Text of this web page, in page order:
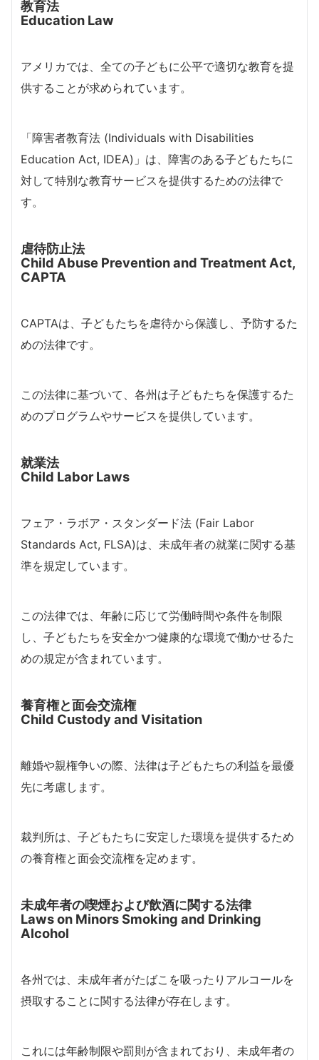
教育法
Education Law
アメリカでは、全ての子どもに公平で適切な教育を提
供することが求められています。
「障害者教育法 (Individuals with Disabilities
Education Act, IDEA)」は、障害のある子どもたちに
対して特別な教育サービスを提供するための法律で
す。
虐待防止法
Child Abuse Prevention and Treatment Act,
CAPTA
CAPTAは、子どもたちを虐待から保護し、予防するた
めの法律です。
この法律に基づいて、各州は子どもたちを保護するた
めのプログラムやサービスを提供しています。
就業法
Child Labor Laws
フェア・ラボア・スタンダード法 (Fair Labor
Standards Act, FLSA)は、未成年者の就業に関する基
準を規定しています。
この法律では、年齢に応じて労働時間や条件を制限
し、子どもたちを安全かつ健康的な環境で働かせるた
めの規定が含まれています。
養育権と面会交流権
Child Custody and Visitation
離婚や親権争いの際、法律は子どもたちの利益を最優
先に考慮します。
裁判所は、子どもたちに安定した環境を提供するため
の養育権と面会交流権を定めます。
未成年者の喫煙および飲酒に関する法律
Laws on Minors Smoking and Drinking
Alcohol
各州では、未成年者がたばこを吸ったりアルコールを
摂取することに関する法律が存在します。
これには年齢制限や罰則が含まれており、未成年者の